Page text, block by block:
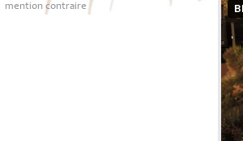
mention contraire